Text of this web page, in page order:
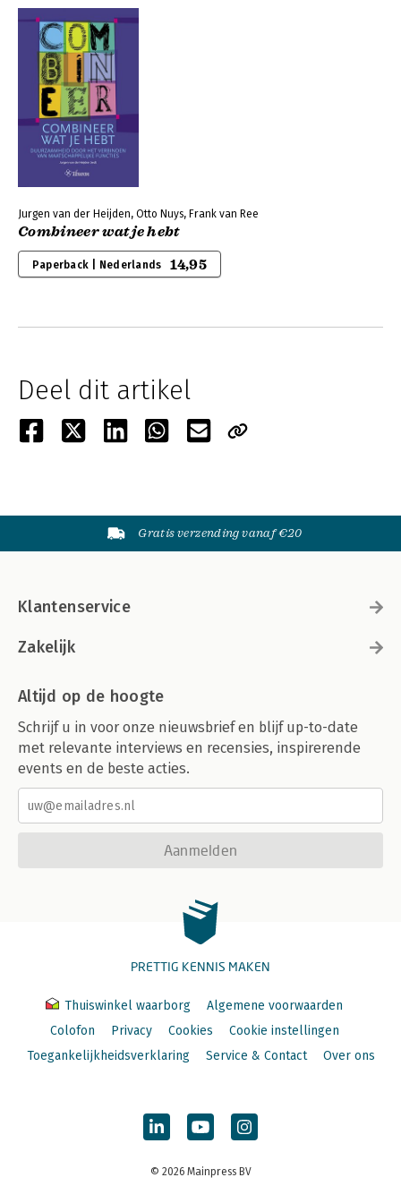
Jurgen van der Heijden, Otto Nuys, Frank van Ree
Combineer wat je hebt
Paperback | Nederlands 14,95
Deel dit artikel
Gratis verzending vanaf €20
Klantenservice
Zakelijk
Altijd op de hoogte
Schrijf u in voor onze nieuwsbrief en blijf up-to-date
met relevante interviews en recensies, inspirerende
events en de beste acties.
Aanmelden
PRETTIG KENNIS MAKEN
Thuiswinkel waarborg
Algemene voorwaarden
Colofon
Privacy Cookies
Cookie instellingen
Toegankelijkheidsverklaring
Service & Contact Over ons
© 2026 Mainpress BV